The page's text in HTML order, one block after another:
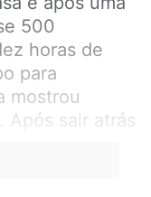
500
horas de
para
mostrou
Após sair atrás
dos